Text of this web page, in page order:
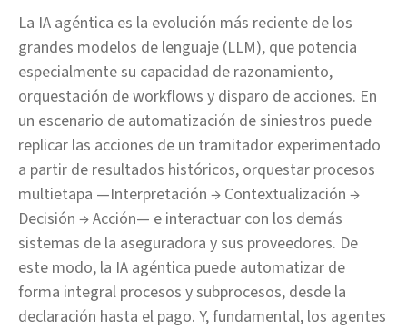
La IA agéntica es la evolución más reciente de los
grandes modelos de lenguaje (LLM), que potencia
especialmente su capacidad de razonamiento,
orquestación de workflows y disparo de acciones. En
un escenario de automatización de siniestros puede
replicar las acciones de un tramitador experimentado
a partir de resultados históricos, orquestar procesos
multietapa —Interpretación → Contextualización →
Decisión → Acción— e interactuar con los demás
sistemas de la aseguradora y sus proveedores. De
este modo, la IA agéntica puede automatizar de
forma integral procesos y subprocesos, desde la
declaración hasta el pago. Y, fundamental, los agentes